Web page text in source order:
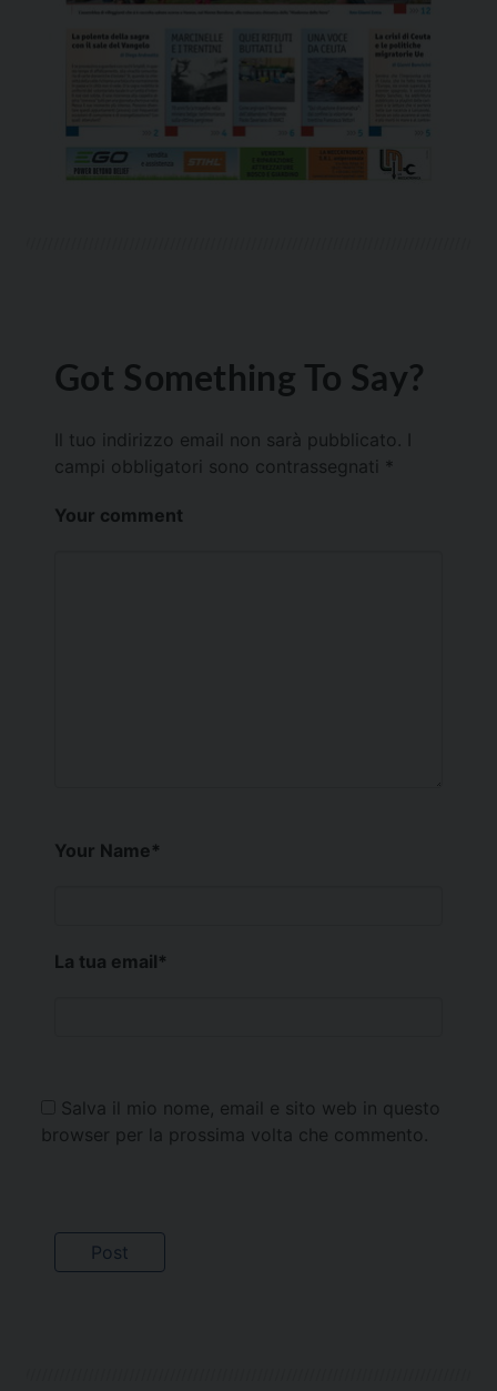
Got Something To Say?
Il tuo indirizzo email non sarà pubblicato.
campi obbligatori sono contrassegnati *
Your comment
Your Name*
La tua email*
Salva il mio nome, email e sito web in questo
browser per la prossima volta che commento.